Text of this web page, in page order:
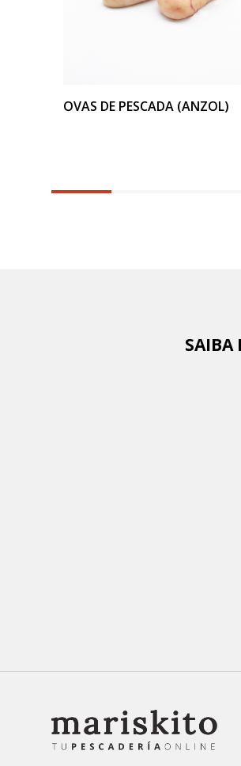
VER PRODUTO
OVAS DE PESCADA (ANZOL)
6.25%
SAIBA